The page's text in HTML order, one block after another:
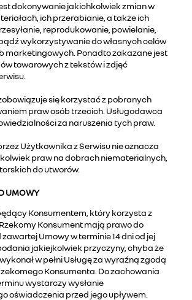
dokonywanie jakichkolwiek zmian w
ich przerabianie, a także ich
reprodukowanie, powielanie,
wykorzystywanie do własnych celów
marketingowych. Ponadto zakazane jest
towarowych z tekstów i zdjęć
się korzystać z pobranych
praw osób trzecich. Usługodawca
za naruszenia tych praw.
Użytkownika z Serwisu nie oznacza
praw na dobrach niematerialnych,
do utworów.
UMOWY
Konsumentem, który korzysta z
Konsument mają prawo do
Umowy w terminie 14 dni od jej
jakiejkolwiek przyczyny, chyba że
w pełni Usługę za wyraźną zgodą
Konsumenta. Do zachowania
wystarczy wysłanie
oświadczenia przed jego upływem.